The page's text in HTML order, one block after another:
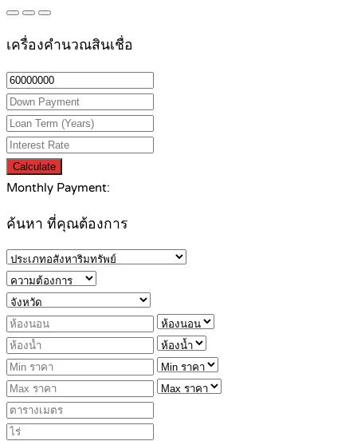
เครื่องคำนวณสินเชื่อ
Calculate
Monthly Payment:
ค้นหา ที่คุณต้องการ